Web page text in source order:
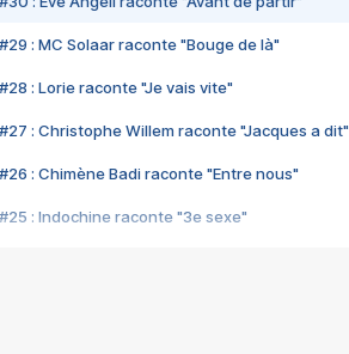
#29 : MC Solaar raconte "Bouge de là"
#28 : Lorie raconte "Je vais vite"
#27 : Christophe Willem raconte "Jacques a dit"
#26 : Chimène Badi raconte "Entre nous"
#25 : Indochine raconte "3e sexe"